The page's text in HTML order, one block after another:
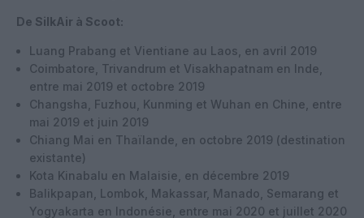
De SilkAir à Scoot:
Luang Prabang et Vientiane au Laos, en avril 2019
Coimbatore, Trivandrum et Visakhapatnam en Inde,
entre mai 2019 et octobre 2019
Changsha, Fuzhou, Kunming et Wuhan en Chine, entre
mai 2019 et juin 2019
Chiang Mai en Thaïlande, en octobre 2019 (destination
existante)
Kota Kinabalu en Malaisie, en décembre 2019
Balikpapan, Lombok, Makassar, Manado, Semarang et
Yogyakarta en Indonésie, entre mai 2020 et juillet 2020